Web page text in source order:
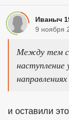
Иваныч
9 ноября
Между тем
наступление
и оставили